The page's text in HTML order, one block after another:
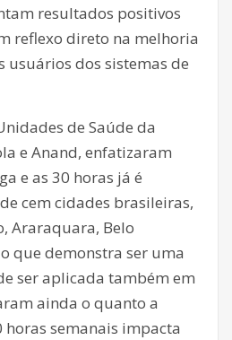
resultados positivos
reflexo direto na melhoria
usuários dos sistemas de
de Saúde da
e Anand, enfatizaram
e as 30 horas já é
cem cidades brasileiras,
Araraquara, Belo
que demonstra ser uma
ser aplicada também em
ainda o quanto a
semanais impacta